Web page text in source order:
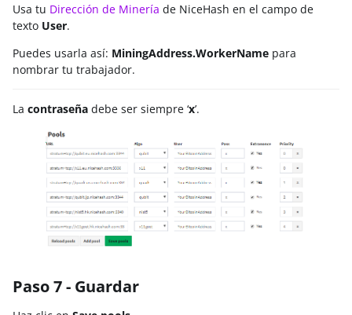
Usa tu Dirección de Minería de NiceHash en el campo de
texto User.
Puedes usarla así: MiningAddress.WorkerName para
nombrar tu trabajador.
La contraseña debe ser siempre ‘x’.
Paso 7 - Guardar